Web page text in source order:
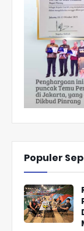
Populer